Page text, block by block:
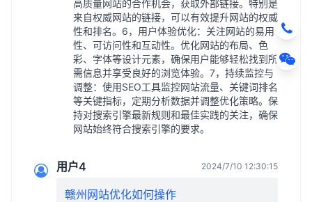
高质量网站的合作机会，获取外部链接。特别是
来自权威网站的链接，可以有效提升网站的权威
性和排名。6，用户体验优化：关注网站的易用
性、可访问性和互动性。优化网站的布局、色
彩、字体等设计元素，确保用户能够轻松找到所
需信息并享受良好的浏览体验。7，持续监控与
调整：使用SEO工具监控网站流量、关键词排名
等关键指标，定期分析数据并调整优化策略。保
持对搜索引擎最新规则和最佳实践的关注，确保
网站始终符合搜索引擎的要求。
用户4 2024/7/10 12:30:15
赣州网站优化如何操作